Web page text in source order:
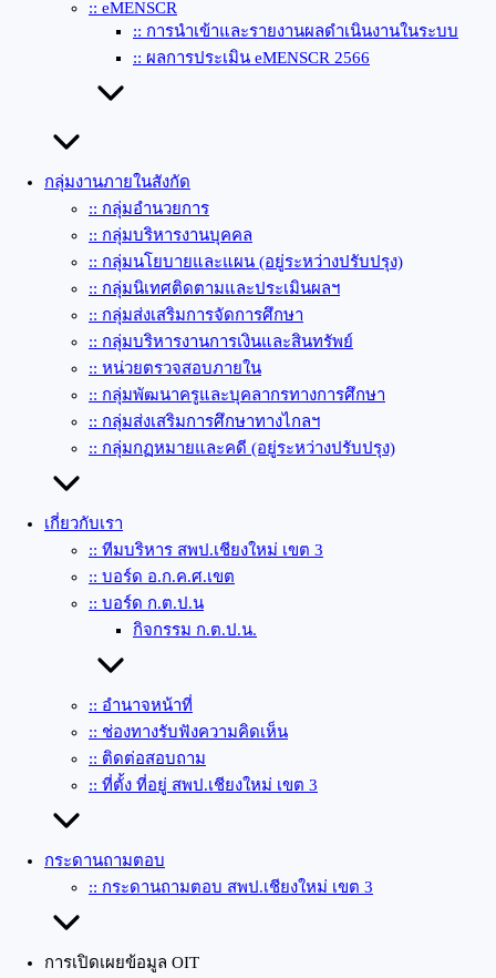
:: eMENSCR
:: การนำเข้าและรายงานผลดำเนินงานในระบบ
:: ผลการประเมิน eMENSCR 2566
กลุ่มงานภายในสังกัด
:: กลุ่มอำนวยการ
:: กลุ่มบริหารงานบุคคล
:: กลุ่มนโยบายและแผน (อยู่ระหว่างปรับปรุง)
:: กลุ่มนิเทศติดตามและประเมินผลฯ
:: กลุ่มส่งเสริมการจัดการศึกษา
:: กลุ่มบริหารงานการเงินและสินทรัพย์
:: หน่วยตรวจสอบภายใน
:: กลุ่มพัฒนาครูและบุคลากรทางการศึกษา
:: กลุ่มส่งเสริมการศึกษาทางไกลฯ
:: กลุ่มกฏหมายและคดี (อยู่ระหว่างปรับปรุง)
เกี่ยวกับเรา
:: ทีมบริหาร สพป.เชียงใหม่ เขต 3
:: บอร์ด อ.ก.ค.ศ.เขต
:: บอร์ด ก.ต.ป.น
กิจกรรม ก.ต.ป.น.
:: อำนาจหน้าที่
:: ช่องทางรับฟังความคิดเห็น
:: ติดต่อสอบถาม
:: ที่ตั้ง ที่อยู่ สพป.เชียงใหม่ เขต 3
กระดานถามตอบ
:: กระดานถามตอบ สพป.เชียงใหม่ เขต 3
การเปิดเผยข้อมูล OIT